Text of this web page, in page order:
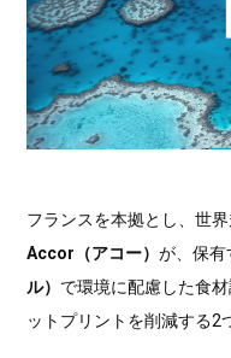
フランスを本拠とし、世
Accor（アコー）が、保有
ル） で環境に配慮した食
ットプリントを削減する2